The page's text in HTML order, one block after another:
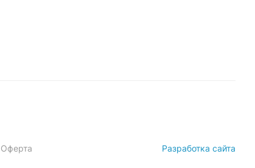
Оферта Разработка сайта